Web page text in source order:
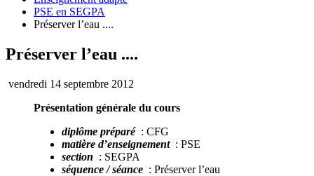
PSE en SEGPA
Préserver l’eau ....
Préserver l’eau ....
vendredi 14 septembre 2012
Présentation générale du cours
diplôme préparé : CFG
matière d’enseignement : PSE
section : SEGPA
séquence / séance : Préserver l’eau